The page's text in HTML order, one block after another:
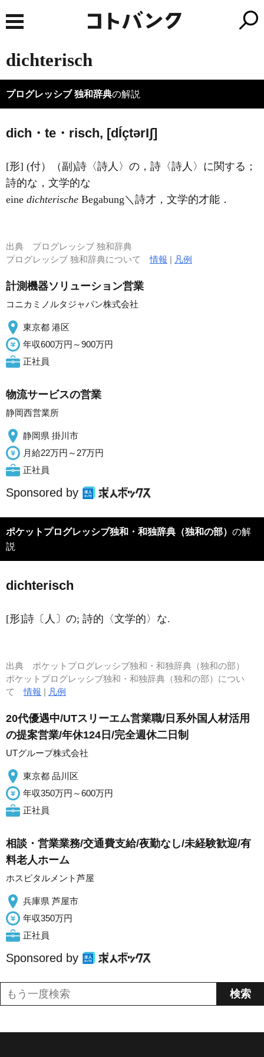
dichterisch
プログレッシブ 独和辞典の解説
dich・te・risch, [dÍçtərIʃ]
[形] (付）（副)詩〈詩人〉の，詩〈詩人〉に関する；
詩的な，文学的な
eine dichterische Begabung＼詩才，文学的才能．
出典 プログレッシブ 独和辞典
プログレッシブ 独和辞典について情報 | 凡例
計測機器ソリューション営業
コニカミノルタジャパン株式会社
東京都 港区
年収600万円～900万円
正社員
物流サービスの営業
静岡西営業所
静岡県 掛川市
月給22万円～27万円
正社員
Sponsored by
ポケットプログレッシブ独和・和独辞典（独和の部） の解
説
dichterisch
[形]詩〔人〕の; 詩的〈文学的〉な.
出典 ポケットプログレッシブ独和・和独辞典（独和の部）
ポケットプログレッシブ独和・和独辞典（独和の部）につい
て情報 | 凡例
20代優遇中/UTスリーエム営業職/日系外国人材活用
の提案営業/年休124日/完全週休二日制
UTグループ株式会社
東京都 品川区
年収350万円～600万円
正社員
相談・営業業務/交通費支給/夜勤なし/未経験歓迎/有
料老人ホーム
ホスピタルメント芦屋
兵庫県 芦屋市
年収350万円
正社員
Sponsored by